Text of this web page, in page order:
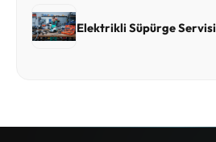
Elektrikli Süpürge Servisi